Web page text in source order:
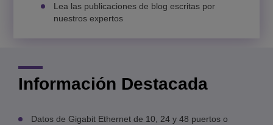
Lea las publicaciones de blog escritas por
nuestros expertos
Información Destacada
Datos de Gigabit Ethernet de 10, 24 y 48 puertos o